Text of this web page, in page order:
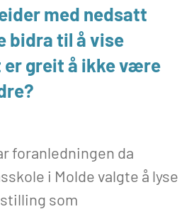
med nedsatt
bidra til å vise
er greit å ikke være
foranledningen da
i Molde valgte å lyse
som